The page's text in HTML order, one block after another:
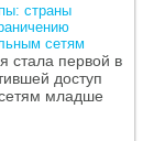
страны
сетям
стала первой в
доступ
младше